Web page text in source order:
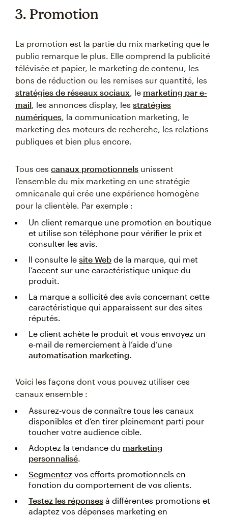
3. Promotion
La promotion est la partie du mix marketing que le
public remarque le plus. Elle comprend la publicité
télévisée et papier, le marketing de contenu, les
bons de réduction ou les remises sur quantité, les
stratégies de réseaux sociaux, le marketing par e-
mail, les annonces display, les stratégies
numériques, la communication marketing, le
marketing des moteurs de recherche, les relations
publiques et bien plus encore.
Tous ces canaux promotionnels unissent
l’ensemble du mix marketing en une stratégie
omnicanale qui crée une expérience homogène
pour la clientèle. Par exemple :
Un client remarque une promotion en boutique
et utilise son téléphone pour vérifier le prix et
consulter les avis.
Il consulte le site Web de la marque, qui met
l’accent sur une caractéristique unique du
produit.
La marque a sollicité des avis concernant cette
caractéristique qui apparaissent sur des sites
réputés.
Le client achète le produit et vous envoyez un
e-mail de remerciement à l’aide d’une
automatisation marketing.
Voici les façons dont vous pouvez utiliser ces
canaux ensemble :
Assurez-vous de connaître tous les canaux
disponibles et d’en tirer pleinement parti pour
toucher votre audience cible.
Adoptez la tendance du marketing
personnalisé.
Segmentez vos efforts promotionnels en
fonction du comportement de vos clients.
Testez les réponses à différentes promotions et
adaptez vos dépenses marketing en